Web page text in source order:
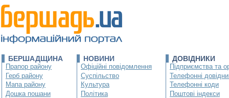
БЕРШАДЩИНА
Прапор району
Герб району
Мапа району
Дошка пошани
НОВИНИ
Офіційні повідомлення
Суспільство
Культура
Політика
ДОВІДНИКИ
Підприємства та
Телефонні
Телефонні коди
Поштові індекси